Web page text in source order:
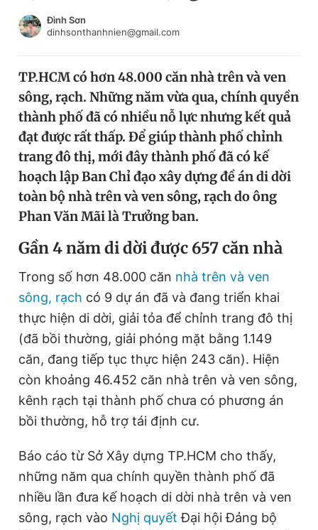
Chuyên mục khác
Tin thị trường Tin 360
Video Magazine
Sản phẩm khác
Tiện ích Bạn cần biết
Liên hệ quảng cáo
Đọc Thanh Niên trên điện thoại
Theo dõi báo trên
Hotline
0906 645 777
Liên hệ quảng cáo
0908 780 404
Tin đã xem
Đăng xuất
Đình Sơn
dinhsonthanhnien@gmail.com
TP.HCM có hơn 48.000 căn nhà trên và ven
sông, rạch. Những năm vừa qua, chính quyền
thành phố đã có nhiều nỗ lực nhưng kết quả
đạt được rất thấp. Để giúp thành phố chỉnh
trang đô thị, mới đây thành phố đã có kế
hoạch lập Ban Chỉ đạo xây dựng đề án di dời
toàn bộ nhà trên và ven sông, rạch do ông
Phan Văn Mãi là Trưởng ban.
Gần 4 năm di dời được 657 căn nhà
Trong số hơn 48.000 căn nhà trên và ven
sông, rạch có 9 dự án đã và đang triển khai
thực hiện di dời, giải tỏa để chỉnh trang đô thị
(đã bồi thường, giải phóng mặt bằng 1.149
căn, đang tiếp tục thực hiện 243 căn). Hiện
còn khoảng 46.452 căn nhà trên và ven sông,
kênh rạch tại thành phố chưa có phương án
bồi thường, hỗ trợ tái định cư.
Báo cáo từ Sở Xây dựng TP.HCM cho thấy,
những năm qua chính quyền thành phố đã
nhiều lần đưa kế hoạch di dời nhà trên và ven
sông, rạch vào Nghị quyết Đại hội Đảng bộ